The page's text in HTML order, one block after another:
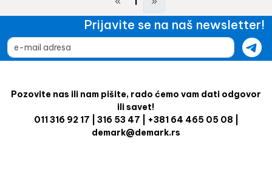
Prijavite se na naš newsletter!
Pozovite nas ili nam pišite, rado ćemo vam dati odgovor
ili savet!
011 316 92 17 | 316 53 47 | +381 64 465 05 08 |
demark@demark.rs